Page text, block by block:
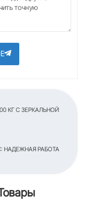
КГ С ЗЕРКАЛЬНОЙ
НАДЕЖНАЯ РАБОТА